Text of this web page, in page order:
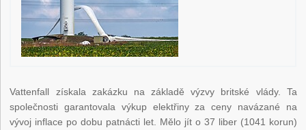
Vattenfall získala zakázku na základě výzvy britské vlády. Ta
společnosti garantovala výkup elektřiny za ceny navázané na
vývoj inflace po dobu patnácti let. Mělo jít o 37 liber (1041 korun)